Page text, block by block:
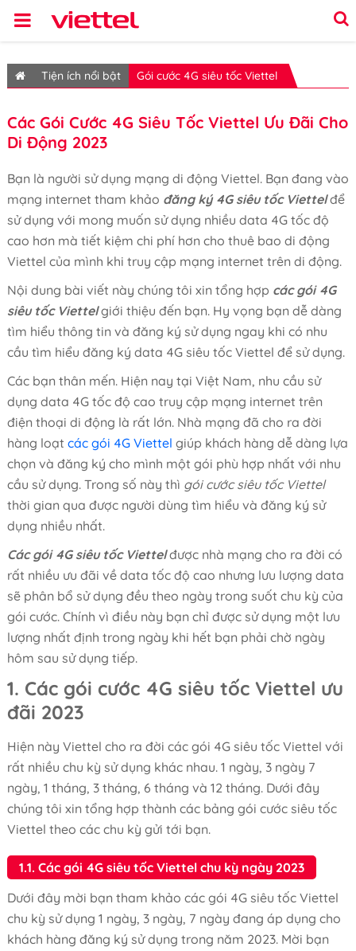
Tiện ích nổi bật Gói cước 4G siêu tốc Viettel
Các Gói Cước 4G Siêu Tốc Viettel Ưu Đãi Cho
Di Động 2023
Bạn là người sử dụng mạng di động Viettel. Bạn đang vào
mạng internet tham khảo đăng ký 4G siêu tốc Viettelđể
sử dụng với mong muốn sử dụng nhiều data 4G tốc độ
cao hơn mà tiết kiệm chi phí hơn cho thuê bao di động
Viettel của mình khi truy cập mạng internet trên di động.
Nội dung bài viết này chúng tôi xin tổng hợp các gói 4G
siêu tốc Viettelgiới thiệu đến bạn. Hy vọng bạn dễ dàng
tìm hiểu thông tin và đăng ký sử dụng ngay khi có nhu
cầu tìm hiểu đăng ký data 4G siêu tốc Viettel để sử dụng.
Các bạn thân mến. Hiện nay tại Việt Nam, nhu cầu sử
dụng data 4G tốc độ cao truy cập mạng internet trên
điện thoại di động là rất lớn. Nhà mạng đã cho ra đời
hàng loạt các gói 4G Viettel giúp khách hàng dễ dàng lựa
chọn và đăng ký cho mình một gói phù hợp nhất với nhu
cầu sử dụng. Trong số này thì gói cước siêu tốc Viettel
thời gian qua được người dùng tìm hiểu và đăng ký sử
dụng nhiều nhất.
Các gói 4G siêu tốc Viettelđược nhà mạng cho ra đời có
rất nhiều ưu đãi về data tốc độ cao nhưng lưu lượng data
sẽ phân bổ sử dụng đều theo ngày trong suốt chu kỳ của
gói cước. Chính vì điều này bạn chỉ được sử dụng một lưu
lượng nhất định trong ngày khi hết bạn phải chờ ngày
hôm sau sử dụng tiếp.
1. Các gói cước 4G siêu tốc Viettel ưu
đãi 2023
Hiện này Viettel cho ra đời các gói 4G siêu tốc Viettel với
rất nhiều chu kỳ sử dụng khác nhau. 1 ngày, 3 ngày 7
ngày, 1 tháng, 3 tháng, 6 tháng và 12 tháng. Dưới đây
chúng tôi xin tổng hợp thành các bảng gói cước siêu tốc
Viettel theo các chu kỳ gửi tới bạn.
1.1. Các gói 4G siêu tốc Viettel chu kỳ ngày 2023
Dưới đây mời bạn tham khảo các gói 4G siêu tốc Viettel
chu kỳ sử dụng 1 ngày, 3 ngày, 7 ngày đang áp dụng cho
khách hàng đăng ký sử dụng trong năm 2023. Mời bạn